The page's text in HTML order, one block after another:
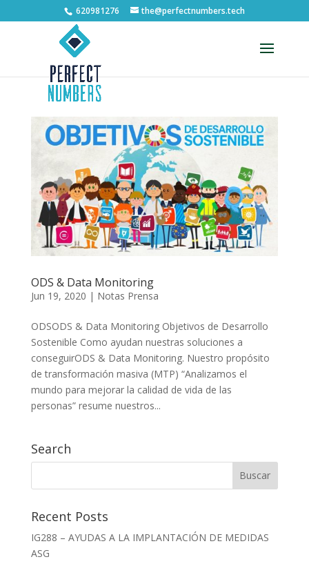
Abrir barra de herramientas
620981276 the@perfectnumbers.tech
ODS & Data Monitoring
Jun 19, 2020 | Notas Prensa
ODSODS & Data Monitoring Objetivos de Desarrollo
Sostenible Como ayudan nuestras soluciones a
conseguirODS & Data Monitoring. Nuestro propósito
de transformación masiva (MTP) “Analizamos el
mundo para mejorar la calidad de vida de las
personas” resume nuestros...
Search
Recent Posts
IG288 – AYUDAS A LA IMPLANTACIÓN DE MEDIDAS
ASG